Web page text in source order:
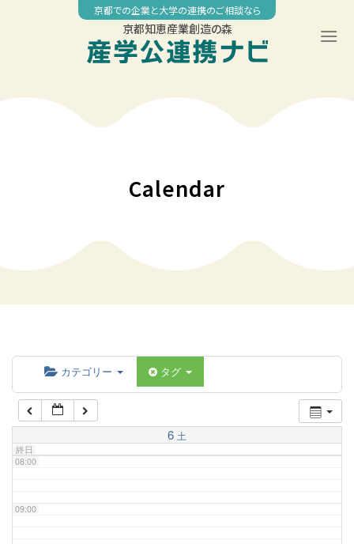
京都での企業と大学の連携のご相談なら
京都知恵産業創造の森
Calendar
カテゴリー タグ
6 土
終日
04:00
07:00
08:00
09:00